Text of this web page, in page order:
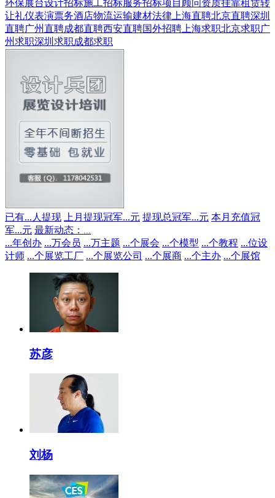
环保展台设计招标施工招标服务招标项目顾问 资质挂靠租赁转
让礼仪表演票务酒店物流运输建材法律 上海直聘北京直聘深圳
直聘广州直聘成都直聘西安直聘国外招聘 上海求职北京求职广
州求职深圳求职成都求职
已有... 人提现 上月提现冠军...元 提现总冠军...元 本月充值冠
军...元 最新动态：
...年创办 ...万会员 ...万主题 ...个展会 ...个模型 ...个教程 ...位设
计师 ...个展览工厂 ...个展览公司 ...个展商 ...个主办 ...个展馆
苏彦
刘杨